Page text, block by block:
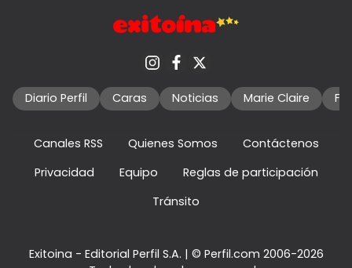
Diario Perfil Caras Noticias Marie Claire
Canales RSS Quienes Somos
Contáctenos
Privacidad
Equipo
Reglas de participación
Tránsito
Exitoina - Editorial Perfil S.A. | © Perfil.com 2006-2026